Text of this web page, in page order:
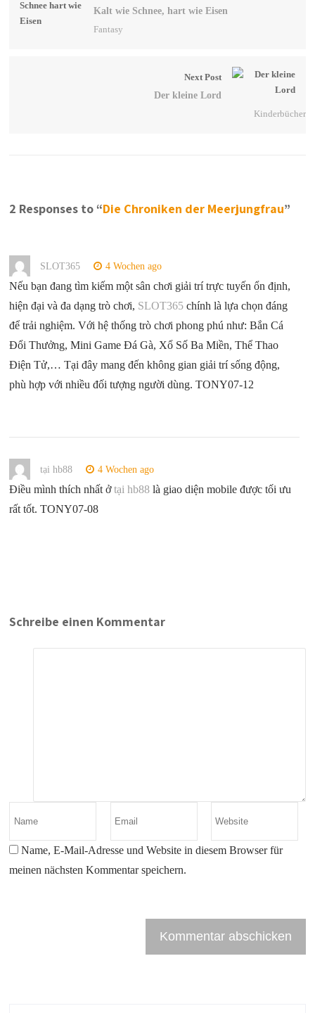
Kalt wie Schnee, hart wie Eisen
Fantasy
Next Post
Der kleine Lord
Kinderbücher
2 Responses to “Die Chroniken der Meerjungfrau”
SLOT365 4 Wochen ago
Nếu bạn đang tìm kiếm một sân chơi giải trí trực tuyến ổn định,
hiện đại và đa dạng trò chơi, SLOT365 chính là lựa chọn đáng
để trải nghiệm. Với hệ thống trò chơi phong phú như: Bắn Cá
Đổi Thưởng, Mini Game Đá Gà, Xổ Số Ba Miền, Thể Thao
Điện Tử,… Tại đây mang đến không gian giải trí sống động,
phù hợp với nhiều đối tượng người dùng. TONY07-12
tại hb88 4 Wochen ago
Điều mình thích nhất ởtại hb88 là giao diện mobile được tối ưu
rất tốt. TONY07-08
Schreibe einen Kommentar
Name, E-Mail-Adresse und Website in diesem Browser für
meinen nächsten Kommentar speichern.